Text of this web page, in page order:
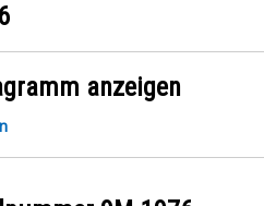
anzeigen